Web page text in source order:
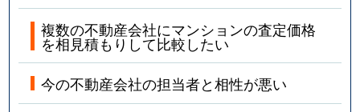
複数の不動産会社にマンションの査定価格
を相見積もりして比較したい
今の不動産会社の担当者と相性が悪い